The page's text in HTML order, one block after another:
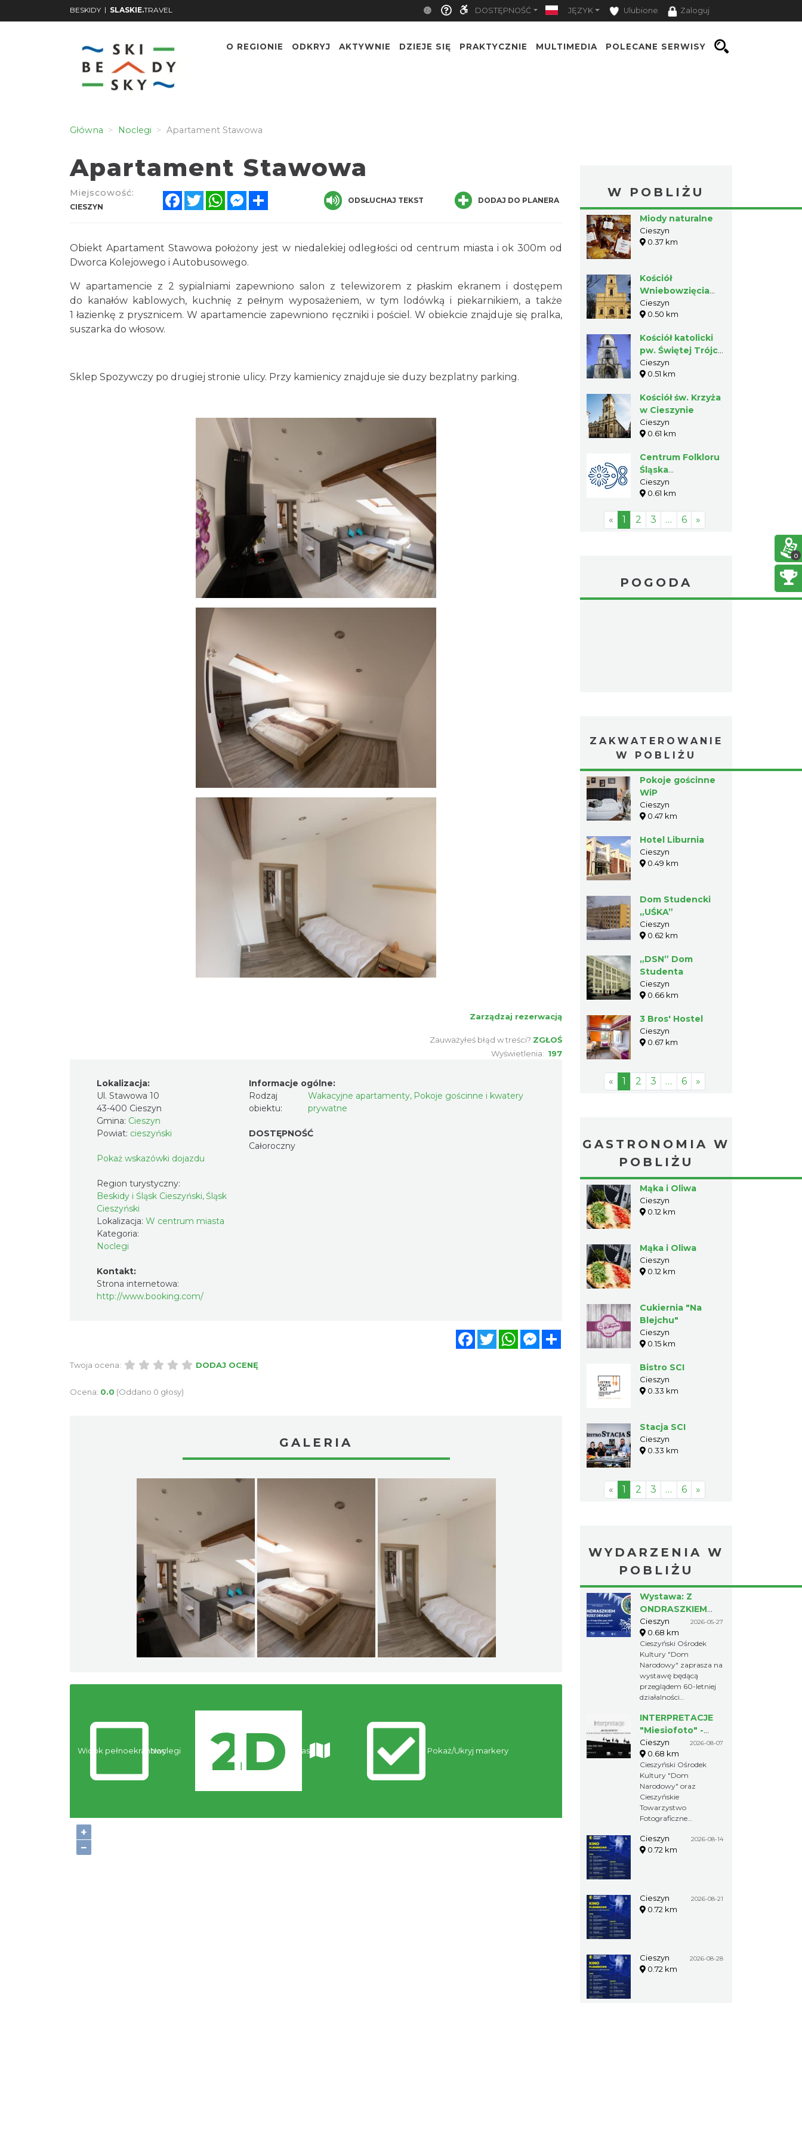
BESKIDY | SLASKIE.TRAVEL DOSTĘPNOŚĆ JĘZYK Ulubione Zaloguj
O REGIONIE ODKRYJ AKTYWNIE DZIEJE SIĘ PRAKTYCZNIE MULTIMEDIA POLECANE SERWISY
Główna Noclegi Apartament Stawowa
Apartament Stawowa
Miejscowość:
CIESZYN
FacebookTwitterWhatsAppMessenger ODSŁUCHAJ TEKST DODAJ DO PLANERA
Obiekt Apartament Stawowa położony jest w niedalekiej odległości od centrum miasta i ok 300m od
Dworca Kolejowego i Autobusowego.
W apartamencie z 2 sypialniami zapewniono salon z telewizorem z płaskim ekranem i dostępem
do kanałów kablowych, kuchnię z pełnym wyposażeniem, w tym lodówką i piekarnikiem, a także
1 łazienkę z prysznicem. W apartamencie zapewniono ręczniki i pościel. W obiekcie znajduje się pralka,
suszarka do włosow.
Sklep Spozywczy po drugiej stronie ulicy. Przy kamienicy znajduje sie duzy bezplatny parking.
Zarządzaj rezerwacją
Zauważyłeś błąd w treści? ZGŁOŚ
Wyświetlenia: 197
Lokalizacja:
Ul. Stawowa 10
43-400 Cieszyn
Gmina: Cieszyn
Powiat: cieszyński
Pokaż wskazówki dojazdu
Region turystyczny:
Beskidy i Śląsk Cieszyński, Śląsk
Cieszyński
Lokalizacja: W centrum miasta
Kategoria:
Noclegi
Kontakt:
Strona internetowa:
http://www.booking.com/
Informacje ogólne:
Rodzaj
obiektu:
Wakacyjne apartamenty, Pokoje gościnne i kwatery
prywatne
DOSTĘPNOŚĆ
Całoroczny
FacebookTwitterWhatsAppMessenger
Share
Twoja ocena: DODAJ OCENĘ
Ocena: 0.0 (Oddano 0 głosy)
GALERIA
+
−
Widok pełnoekranowy:
Noclegi Trasy Pokaż/Ukryj markery
W POBLIŻU
Miody naturalne
Cieszyn
0.37 km
Kościół
Wniebowzięcia
Najświętszej Marii
Panny w
Cieszyn
0.50 km
Kościół katolicki
pw. Świętej Trójcy
w Cieszynie
Cieszyn
0.51 km
Kościół św. Krzyża
w Cieszynie
Cieszyn
0.61 km
Centrum Folkloru
Śląska
Cieszyńskiego
Cieszyn
0.61 km
« 1 2 3 … 6 »
POGODA
ZAKWATEROWANIE
W POBLIŻU
Pokoje gościnne
WiP
Cieszyn
0.47 km
Hotel Liburnia
Cieszyn
0.49 km
Dom Studencki
„UŚKA”
Cieszyn
0.62 km
„DSN” Dom
Studenta
Cieszyn
0.66 km
3 Bros' Hostel
Cieszyn
0.67 km
« 1 2 3 … 6 »
GASTRONOMIA W
POBLIŻU
Mąka i Oliwa
Cieszyn
0.12 km
Mąka i Oliwa
Cieszyn
0.12 km
Cukiernia "Na
Blejchu"
Cieszyn
0.15 km
Bistro SCI
Cieszyn
0.33 km
Stacja SCI
Cieszyn
0.33 km
« 1 2 3 … 6 »
WYDARZENIA W
POBLIŻU
Wystawa: Z
ONDRASZKIEM
PRZEZ DEKADY
60-lecie
Turystycznego
Klubu Kolarskiego
PTTK
"Ondraszek"
Cieszyn 2026-05-27
0.68 km
Cieszyński Ośrodek
Kultury "Dom
Narodowy" zaprasza na
wystawę będącą
przeglądem 60-letniej
działalności
Kolarskiego
"Ondraszek"
INTERPRETACJE
"Miesiofoto" -
wernisaż wystawy
zdjęć miesiąca
Cieszyńskiego
Towarzystwa
Fotograficznego
Cieszyn 2026-08-07
0.68 km
Cieszyński Ośrodek
Kultury "Dom
Narodowy" oraz
Cieszyńskie
Towarzystwo
Fotograficzne
wystawy
"Interpretacje".
Cieszyn 2026-08-14
0.72 km
Cieszyn 2026-08-21
0.72 km
Cieszyn 2026-08-28
0.72 km
0